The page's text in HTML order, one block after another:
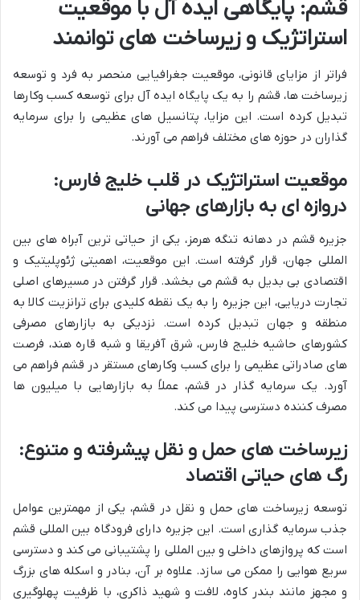
قشم: پایگاهی ایده آل با موقعیت
استراتژیک و زیرساخت های توانمند
فراتر از مزایای قانونی، موقعیت جغرافیایی منحصر به فرد و توسعه
زیرساخت ها، قشم را به یک پایگاه ایده آل برای توسعه کسب وکارها
تبدیل کرده است. این مزایا، پتانسیل های عظیمی را برای سرمایه
گذاران در حوزه های مختلف فراهم می آورند.
موقعیت استراتژیک در قلب خلیج فارس:
دروازه ای به بازارهای جهانی
جزیره قشم در دهانه تنگه هرمز، یکی از حیاتی ترین آبراه های بین
المللی جهان، قرار گرفته است. این موقعیت، اهمیتی ژئوپلیتیک و
اقتصادی بی بدیل به قشم می بخشد. قرار گرفتن در مسیرهای اصلی
تجارت دریایی، این جزیره را به یک نقطه کلیدی برای ترانزیت کالا به
منطقه و جهان تبدیل کرده است. نزدیکی به بازارهای مصرفی
کشورهای حاشیه خلیج فارس، شرق آفریقا و شبه قاره هند، فرصت
های صادراتی عظیمی را برای کسب وکارهای مستقر در قشم فراهم می
آورد. یک سرمایه گذار در قشم، عملاً به بازارهایی با میلیون ها
مصرف کننده دسترسی پیدا می کند.
زیرساخت های حمل و نقل پیشرفته و متنوع:
رگ های حیاتی اقتصاد
توسعه زیرساخت های حمل و نقل در قشم، یکی از مهمترین عوامل
جذب سرمایه گذاری است. این جزیره دارای فرودگاه بین المللی قشم
است که پروازهای داخلی و بین المللی را پشتیبانی می کند و دسترسی
سریع هوایی را ممکن می سازد. علاوه بر آن، بنادر و اسکله های بزرگ
و مجهز مانند بندر کاوه، لافت و شهید ذاکری، با ظرفیت پهلوگیری